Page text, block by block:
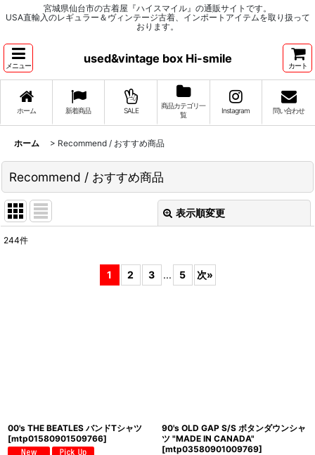
宮城県仙台市の古着屋『ハイスマイル』の通販サイトです。
USA直輸入のレギュラー＆ヴィンテージ古着、インポートアイテムを取り扱って
おります。
メニュー
used&vintage box Hi-smile
カート
ホーム 新着商品 SALE
商品カテゴリ一
覧
Instagram 問い合わせ
ホーム > Recommend / おすすめ商品
Recommend / おすすめ商品
表示順変更
244件
1 2 3 ... 5 次»
00's THE BEATLES バンドTシャツ
[mtp01580901509766]
90's OLD GAP S/S ボタンダウンシャ
ツ "MADE IN CANADA"
[mtp03580901009769]